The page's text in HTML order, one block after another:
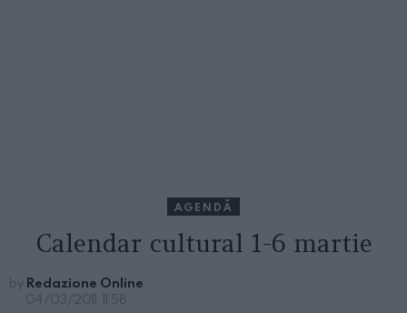
AGENDĂ
Calendar cultural 1-6 martie
by Redazione Online
04/03/2011, 11:58